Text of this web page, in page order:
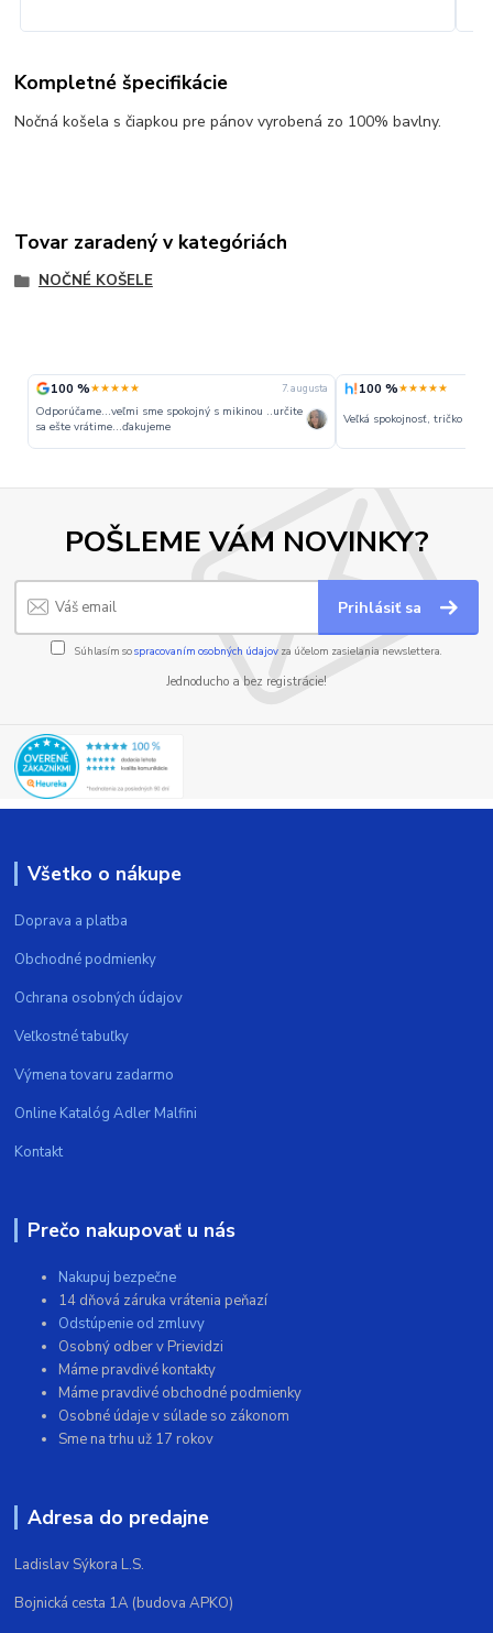
Kompletné špecifikácie
Nočná košela s čiapkou pre pánov vyrobená zo 100% bavlny.
Tovar zaradený v kategóriách
NOČNÉ KOŠELE
100 %★★★★★ 7. augusta
Odporúčame...veľmi sme spokojný s mikinou ..určite
sa ešte vrátime...ďakujeme
100 %★★★★★
Veľká spokojnosť, tričko
POŠLEME VÁM NOVINKY?
Prihlásiť sa
Súhlasím sospracovaním osobných údajov za účelom zasielania newslettera.
Jednoducho a bez registrácie!
Všetko o nákupe
Doprava a platba
Obchodné podmienky
Ochrana osobných údajov
Veľkostné tabuľky
Výmena tovaru zadarmo
Online Katalóg Adler Malfini
Kontakt
Prečo nakupovať u nás
Nakupuj bezpečne
14 dňová záruka vrátenia peňazí
Odstúpenie od zmluvy
Osobný odber v Prievidzi
Máme pravdivé kontakty
Máme pravdivé obchodné podmienky
Osobné údaje v súlade so zákonom
Sme na trhu už 17 rokov
Adresa do predajne
Ladislav Sýkora L.S.
Bojnická cesta 1A (budova APKO)